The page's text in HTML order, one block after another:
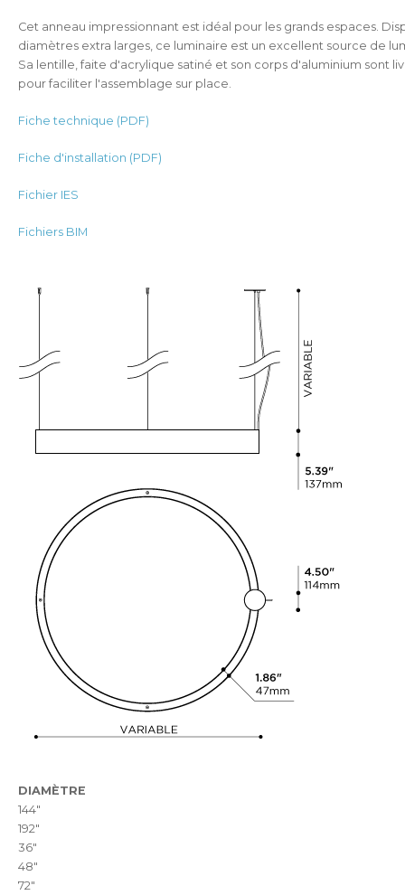
Cet anneau impressionnant est idéal pour les grands espaces.
diamètres extra larges, ce luminaire est un excellent source de
Sa lentille, faite d'acrylique satiné et son corps d'aluminium sont
pour faciliter l'assemblage sur place.
Fiche technique (PDF)
Fiche d'installation (PDF)
Fichier IES
Fichiers BIM
DIAMÈTRE
144"
192"
36"
48"
72"